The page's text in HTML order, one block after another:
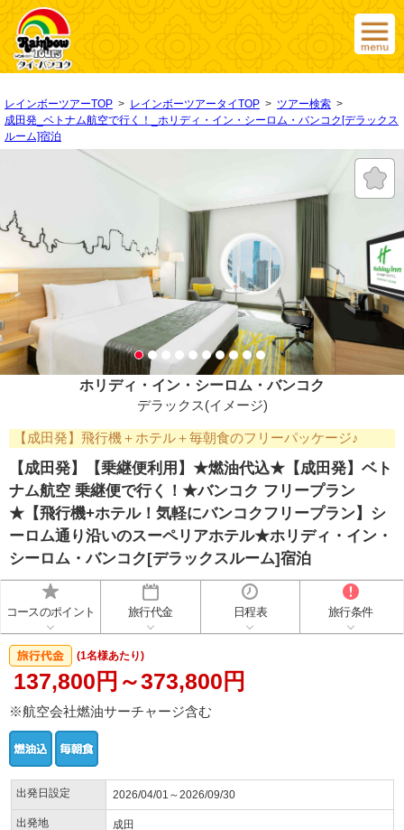
レインボーツアーTOP > レインボーツアータイTOP > ツアー検索 >
成田発_ベトナム航空で行く！_ホリディ・イン・シーロム・バンコク[デラックス
ルーム]宿泊
ホリディ・イン・シーロム・バンコク
デラックス(イメージ)
【成田発】飛行機＋ホテル＋毎朝食のフリーパッケージ♪
【成田発】【乗継便利用】★燃油代込★【成田発】ベト
ナム航空 乗継便で行く！★バンコク フリープラン
★【飛行機+ホテル！気軽にバンコクフリープラン】シ
ーロム通り沿いのスーペリアホテル★ホリディ・イン・
シーロム・バンコク[デラックスルーム]宿泊
コースのポイント 旅行代金 日程表 旅行条件
(1名様あたり)
137,800円～373,800円
※航空会社燃油サーチャージ含む
出発日設定 2026/04/01～2026/09/30
出発地 成田